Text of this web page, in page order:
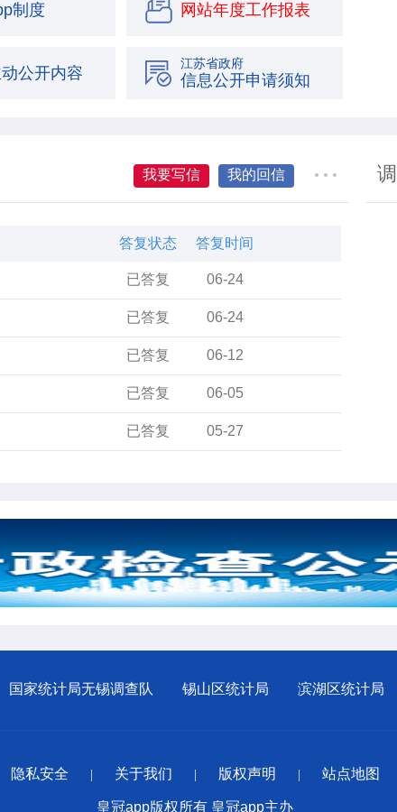
制度 网站年度工作报表
公开内容
江苏省政府
信息公开申请须知
我要写信 我的回信
答复状态 答复时间
已答复 06-24
已答复 06-24
已答复 06-12
已答复 06-05
已答复 05-27
国家统计局无锡调查队 锡山区统计局 滨湖区统计局
隐私安全 关于我们 版权声明 站点地图
皇冠app版权所有 皇冠app主办